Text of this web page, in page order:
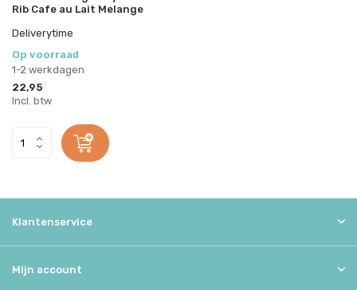
Rib Cafe au Lait Melange
Deliverytime
Op voorraad
1-2 werkdagen
22,95
Incl. btw
Klantenservice
Mijn account